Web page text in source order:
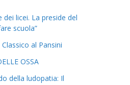
licei. La preside del
scuola”
al Pansini
OSSA
della ludopatia: Il